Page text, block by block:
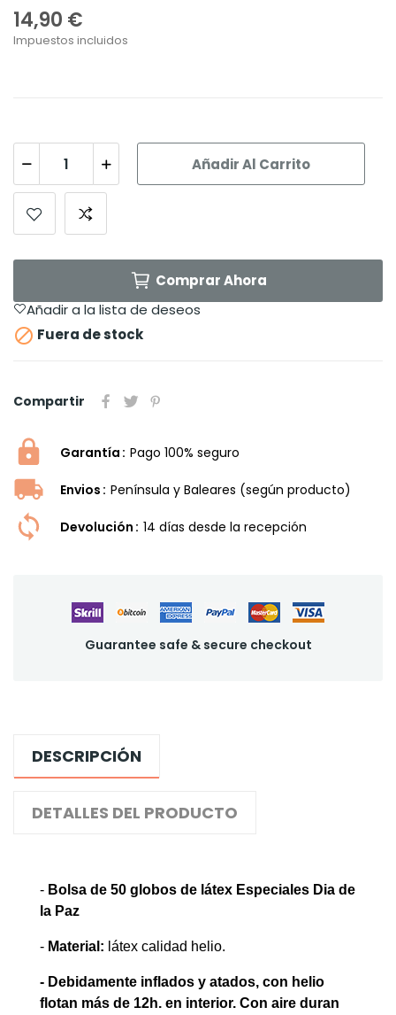
14,90 €
Impuestos incluidos
Añadir Al Carrito
Comprar Ahora
Añadir a la lista de deseos
 Fuera de stock
Compartir
Garantía Pago 100% seguro
Envios Península y Baleares (según producto)
Devolución 14 dí­as desde la recepción
Guarantee safe & secure checkout
DESCRIPCIÓN
DETALLES DEL PRODUCTO
- Bolsa de 50 globos de látex Especiales Dia de
la Paz
- Material: látex calidad helio.
- Debidamente inflados y atados, con helio
flotan más de 12h. en interior. Con aire duran